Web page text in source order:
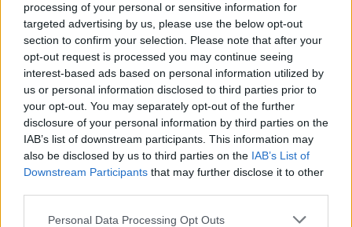
processing of your personal or sensitive information for
targeted advertising by us, please use the below opt-out
section to confirm your selection. Please note that after your
opt-out request is processed you may continue seeing
interest-based ads based on personal information utilized by
us or personal information disclosed to third parties prior to
your opt-out. You may separately opt-out of the further
disclosure of your personal information by third parties on the
IAB’s list of downstream participants. This information may
also be disclosed by us to third parties on the IAB’s List of
Downstream Participants that may further disclose it to other
Please note that this website/app uses one or more Google
Personal Data Processing Opt Outs
Το απόγευμα της Τρίτης (9/7)
πραγματοποιήθηκε υπό τον Μιχάλη
Χρυσοχοϊδη μια μεγάλη σύσκεψη στο
υπουργείο με υψηλούς αξιωματικούς της
ΕΛ.ΑΣ. Κατά την σύσκεψη αυτή εντύπωση
προκάλεσε το γεγονός ότι στην ουσίαδεν
κλήθηκε η ηγεσία της Ελληνικής Αστυνομίας,
κάτι που επιβεβαιώνει ότι ο νέος υπουργός
έχει αποφασίσει να προχωρήσει σε μεγάλες
αλλαγές.